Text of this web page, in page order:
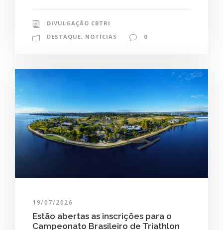
DIVULGAÇÃO CBTRI
DESTAQUE, NOTÍCIAS 0
19/07/2026
Estão abertas as inscrições para o
Campeonato Brasileiro de Triathlon